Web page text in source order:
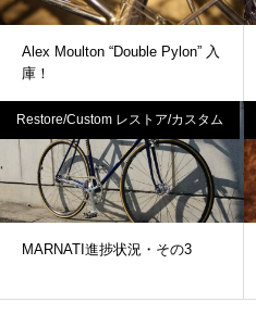
Alex Moulton “Double Pylon” 入
庫！
Restore/Custom レストア/カスタム
MARNATI進捗状況・その3